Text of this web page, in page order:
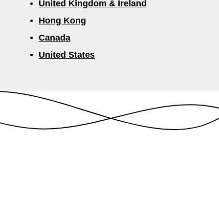
United Kingdom & Ireland
Hong Kong
Canada
United States